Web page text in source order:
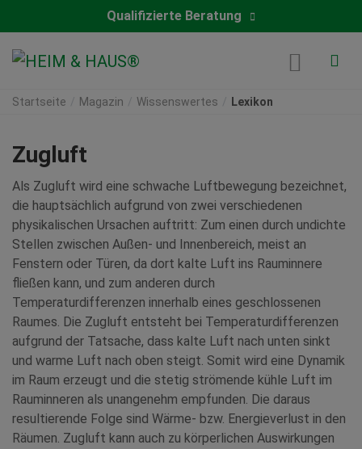
Qualifizierte Beratung
Startseite Magazin Wissenswertes Lexikon
Zugluft
Als Zugluft wird eine schwache Luftbewegung bezeichnet,
die hauptsächlich aufgrund von zwei verschiedenen
physikalischen Ursachen auftritt: Zum einen durch undichte
Stellen zwischen Außen- und Innenbereich, meist an
Fenstern oder Türen, da dort kalte Luft ins Rauminnere
fließen kann, und zum anderen durch
Temperaturdifferenzen innerhalb eines geschlossenen
Raumes. Die Zugluft entsteht bei Temperaturdifferenzen
aufgrund der Tatsache, dass kalte Luft nach unten sinkt
und warme Luft nach oben steigt. Somit wird eine Dynamik
im Raum erzeugt und die stetig strömende kühle Luft im
Rauminneren als unangenehm empfunden. Die daraus
resultierende Folge sind Wärme- bzw. Energieverlust in den
Räumen. Zugluft kann auch zu körperlichen Auswirkungen